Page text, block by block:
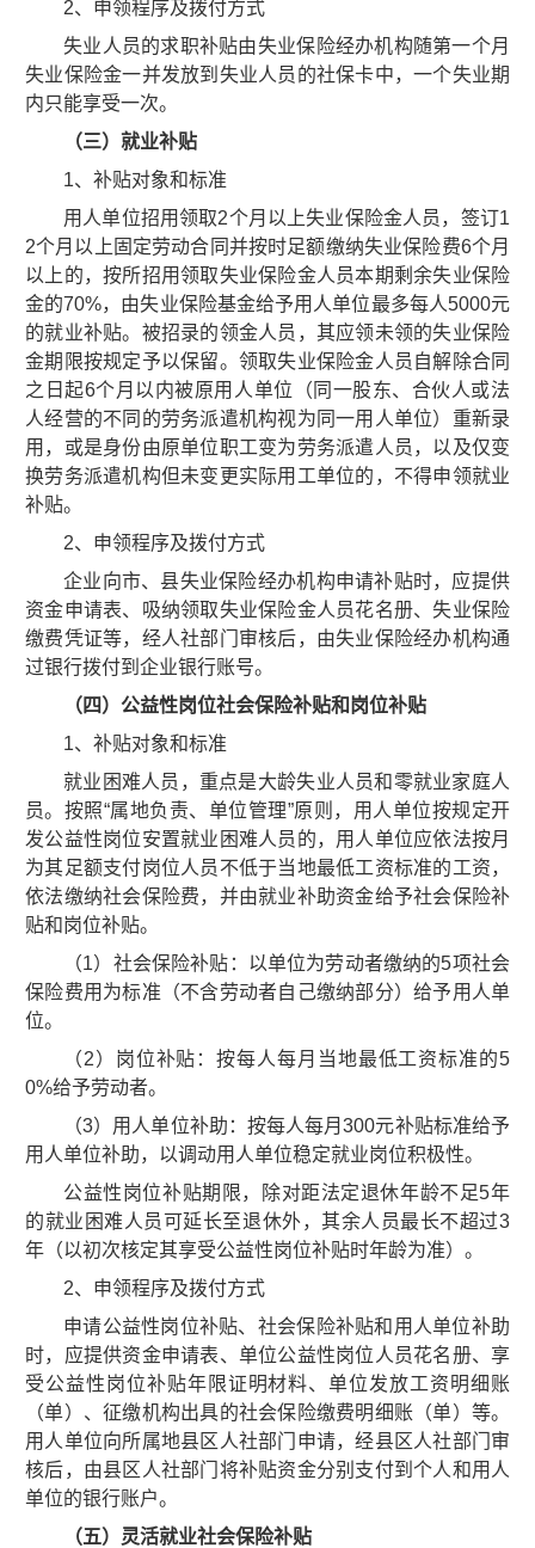
2、申领程序及拨付方式
失业人员的求职补贴由失业保险经办机构随第一个月
失业保险金一并发放到失业人员的社保卡中，一个失业期
内只能享受一次。
（三）就业补贴
1、补贴对象和标准
用人单位招用领取2个月以上失业保险金人员，签订1
2个月以上固定劳动合同并按时足额缴纳失业保险费6个月
以上的，按所招用领取失业保险金人员本期剩余失业保险
金的70%，由失业保险基金给予用人单位最多每人5000元
的就业补贴。被招录的领金人员，其应领未领的失业保险
金期限按规定予以保留。领取失业保险金人员自解除合同
之日起6个月以内被原用人单位（同一股东、合伙人或法
人经营的不同的劳务派遣机构视为同一用人单位）重新录
用，或是身份由原单位职工变为劳务派遣人员，以及仅变
换劳务派遣机构但未变更实际用工单位的，不得申领就业
补贴。
2、申领程序及拨付方式
企业向市、县失业保险经办机构申请补贴时，应提供
资金申请表、吸纳领取失业保险金人员花名册、失业保险
缴费凭证等，经人社部门审核后，由失业保险经办机构通
过银行拨付到企业银行账号。
（四）公益性岗位社会保险补贴和岗位补贴
1、补贴对象和标准
就业困难人员，重点是大龄失业人员和零就业家庭人
员。按照“属地负责、单位管理”原则，用人单位按规定开
发公益性岗位安置就业困难人员的，用人单位应依法按月
为其足额支付岗位人员不低于当地最低工资标准的工资，
依法缴纳社会保险费，并由就业补助资金给予社会保险补
贴和岗位补贴。
（1）社会保险补贴：以单位为劳动者缴纳的5项社会
保险费用为标准（不含劳动者自己缴纳部分）给予用人单
位。
（2）岗位补贴：按每人每月当地最低工资标准的5
0%给予劳动者。
（3）用人单位补助：按每人每月300元补贴标准给予
用人单位补助，以调动用人单位稳定就业岗位积极性。
公益性岗位补贴期限，除对距法定退休年龄不足5年
的就业困难人员可延长至退休外，其余人员最长不超过3
年（以初次核定其享受公益性岗位补贴时年龄为准）。
2、申领程序及拨付方式
申请公益性岗位补贴、社会保险补贴和用人单位补助
时，应提供资金申请表、单位公益性岗位人员花名册、享
受公益性岗位补贴年限证明材料、单位发放工资明细账
（单）、征缴机构出具的社会保险缴费明细账（单）等。
用人单位向所属地县区人社部门申请，经县区人社部门审
核后，由县区人社部门将补贴资金分别支付到个人和用人
单位的银行账户。
（五）灵活就业社会保险补贴